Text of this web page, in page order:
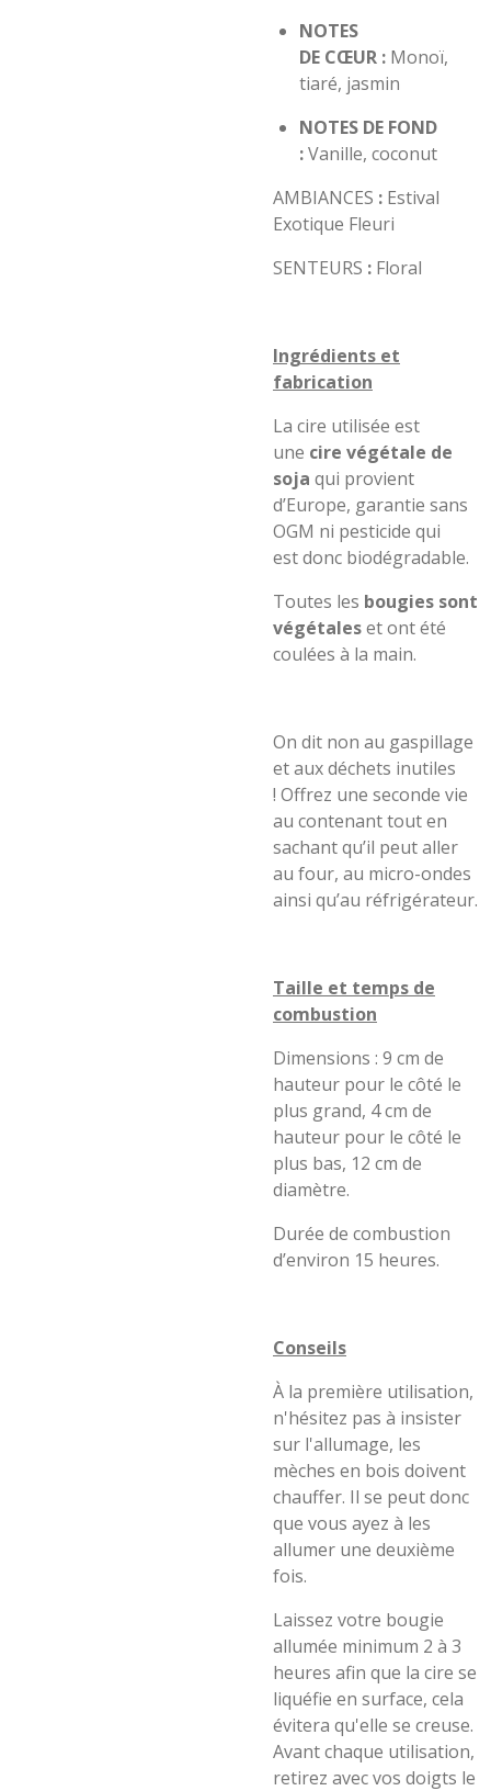
NOTES
DE CŒUR : Monoï,
tiaré, jasmin
NOTES DE FOND
:Vanille, coconut
AMBIANCES : Estival
Exotique Fleuri
SENTEURS : Floral
Ingrédients et
fabrication
La cire utilisée est
une cire végétale de
soja qui provient
d’Europe, garantie sans
OGM ni pesticide qui
estdonc biodégradable.
Toutes les bougies sont
végétaleset ont été
coulées à la main.
On dit non au gaspillage
et aux déchets inutiles
! Offrez une seconde vie
au contenant tout en
sachant qu’il peutaller
au four, au micro-ondes
ainsi qu’au réfrigérateur.
Taille et temps de
combustion
Dimensions : 9 cm de
hauteur pour le côté le
plus grand, 4 cm de
hauteur pour le côté le
plus bas, 12 cm de
diamètre.
Durée de combustion
d’environ 15 heures.
Conseils
À la première utilisation,
n'hésitez pas à insister
sur l'allumage, les
mèches en bois doivent
chauffer. Il se peut donc
que vous ayez à les
allumer une deuxième
fois.
Laissez votre bougie
allumée minimum 2 à 3
heures afin que la cire se
liquéfie en surface, cela
évitera qu'elle se creuse.
Avant chaque utilisation,
retirez avec vos doigts le